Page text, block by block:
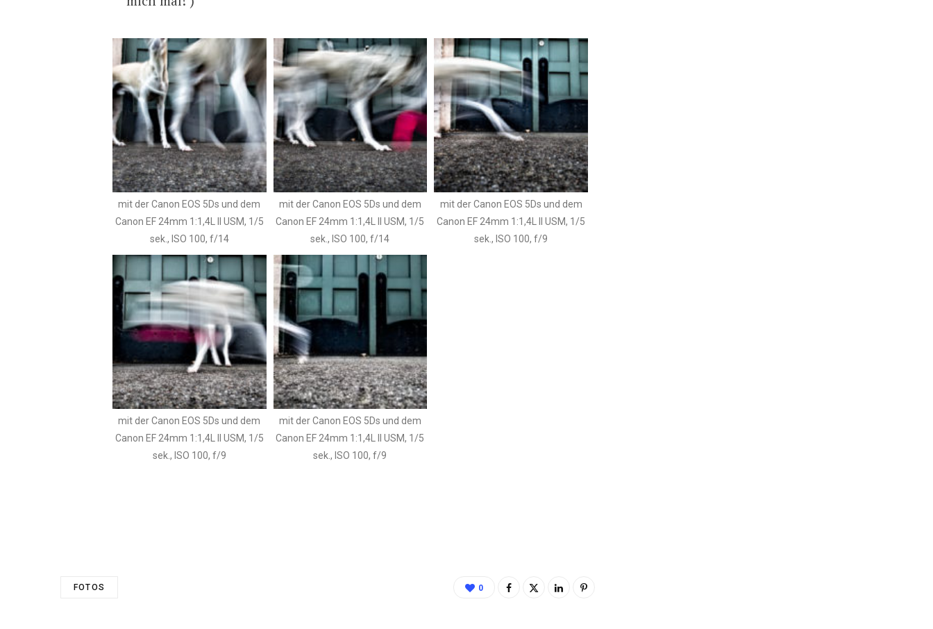
mit der Canon EOS 5Ds und dem
Canon EF 24mm 1:1,4L II USM, 1/5
sek., ISO 100, f/14
mit der Canon EOS 5Ds und dem
Canon EF 24mm 1:1,4L II USM, 1/5
sek., ISO 100, f/14
mit der Canon EOS 5Ds und dem
Canon EF 24mm 1:1,4L II USM, 1/5
sek., ISO 100, f/9
mit der Canon EOS 5Ds und dem
Canon EF 24mm 1:1,4L II USM, 1/5
sek., ISO 100, f/9
mit der Canon EOS 5Ds und dem
Canon EF 24mm 1:1,4L II USM, 1/5
sek., ISO 100, f/9
FOTOS 0